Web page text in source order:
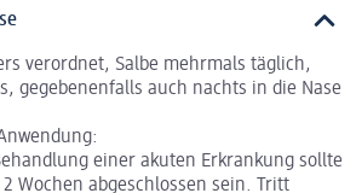
verordnet, Salbe mehrmals täglich,
gegebenenfalls auch nachts in die Nase
einer akuten Erkrankung sollte
2 Wochen abgeschlossen sein. Tritt